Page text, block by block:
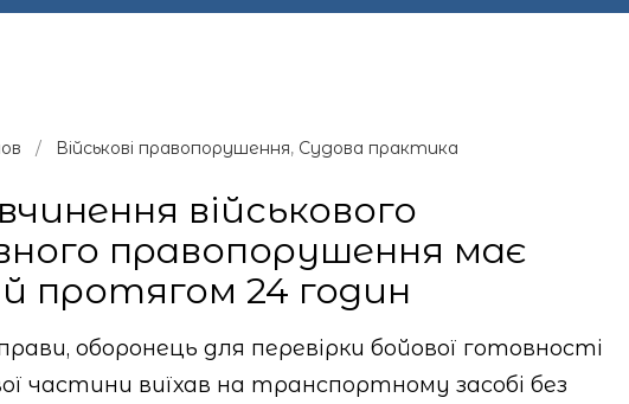
/ Військові правопорушення, Судова практика
військового
правопорушення має
протягом 24 годин
оборонець для перевірки бойової готовності
частини виїхав на транспортному засобі без